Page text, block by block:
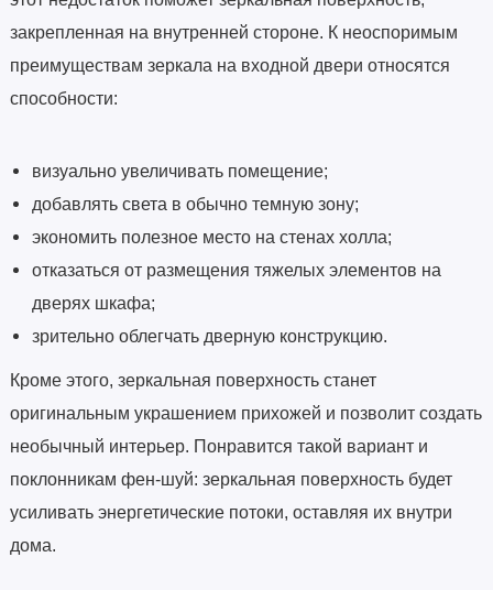
закрепленная на внутренней стороне. К неоспоримым
преимуществам зеркала на входной двери относятся
способности:
визуально увеличивать помещение;
добавлять света в обычно темную зону;
экономить полезное место на стенах холла;
отказаться от размещения тяжелых элементов на
дверях шкафа;
зрительно облегчать дверную конструкцию.
Кроме этого, зеркальная поверхность станет
оригинальным украшением прихожей и позволит создать
необычный интерьер. Понравится такой вариант и
поклонникам фен-шуй: зеркальная поверхность будет
усиливать энергетические потоки, оставляя их внутри
дома.